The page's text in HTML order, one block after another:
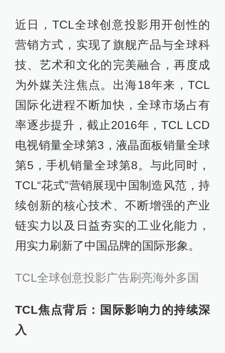
近日，TCL全球创意投影用开创性的
营销方式，实现了旗舰产品与全球科
技、艺术和文化的完美融合，再度成
为外媒关注焦点。出海18年来，TCL
国际化进程不断加快，全球市场占有
率逐步提升，截止2016年，TCL LCD
电视销量全球第3，液晶面板销量全球
第5，手机销量全球第8。与此同时，
TCL“花式”营销展现中国制造风范，持
续创新的核心技术、不断增强的产业
链实力以及日益夯实的工业化能力，
用实力刷新了中国品牌的国际形象。
TCL全球创意投影广告刷亮海外多国
TCL焦点背后：国际影响力的持续深
入